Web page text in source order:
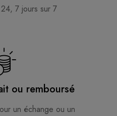
7 jours sur 7
ou remboursé
un échange ou un